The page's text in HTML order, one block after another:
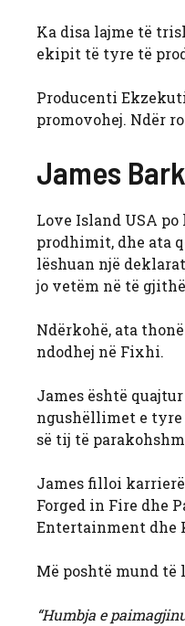
Ka disa lajme të
ekipit të tyre të
Producenti
promovohej. Ndër
James
Love Island USA
prodhimit, dhe ata
lëshuan një
jo vetëm në të
Ndërkohë, ata
ndodhej në Fixhi.
James është
ngushëllimet e tyre
së tij të
James filloi
Forged in Fire dhe
Entertainment dhe
Më poshtë mund të
“Humbja e